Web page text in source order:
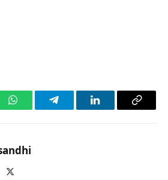
WhatsAppTelegramLinkedInCopy